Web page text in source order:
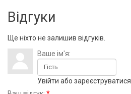
Відгуки
Ще ніхто не залишив відгуків.
Ваше ім'я:
Увійти або зареєструватися